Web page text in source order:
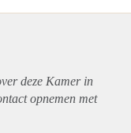
deze Kamer in
opnemen met